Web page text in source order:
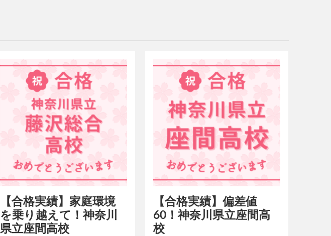
【合格実績】家庭環境
を乗り越えて！神奈川
県立座間高校
【合格実績】偏差値
60！神奈川県立座間高
校